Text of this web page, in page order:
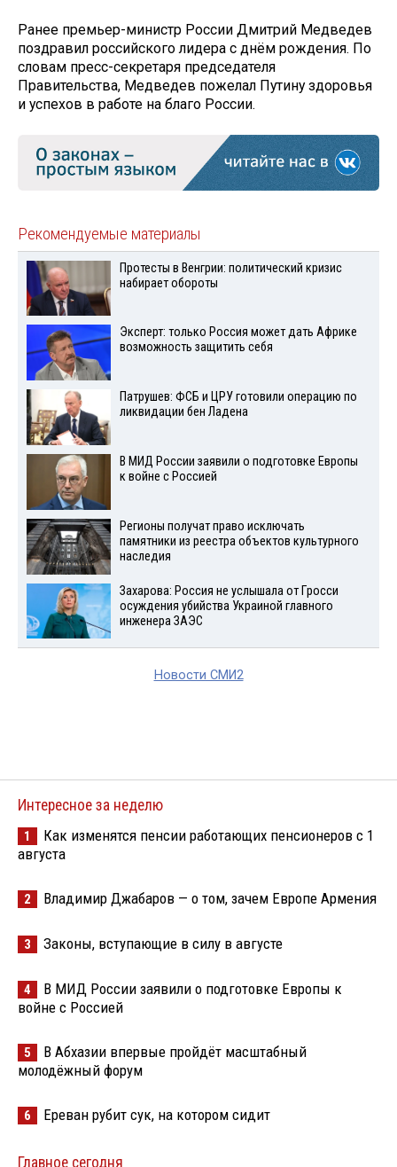
Ранее премьер-министр России Дмитрий Медведев
поздравил российского лидера с днём рождения. По
словам пресс-секретаря председателя
Правительства, Медведев пожелал Путину здоровья
и успехов в работе на благо России.
Рекомендуемые материалы
Протесты в Венгрии: политический кризис
набирает обороты
Эксперт: только Россия может дать Африке
возможность защитить себя
Патрушев: ФСБ и ЦРУ готовили операцию по
ликвидации бен Ладена
В МИД России заявили о подготовке Европы
к войне с Россией
Регионы получат право исключать
памятники из реестра объектов культурного
наследия
Захарова: Россия не услышала от Гросси
осуждения убийства Украиной главного
инженера ЗАЭС
Новости СМИ2
Интересное за неделю
1
Как изменятся пенсии работающих пенсионеров с 1
августа
2 Владимир Джабаров — о том, зачем Европе Армения
3 Законы, вступающие в силу в августе
4
В МИД России заявили о подготовке Европы к
войне с Россией
5
В Абхазии впервые пройдёт масштабный
молодёжный форум
6 Ереван рубит сук, на котором сидит
Главное сегодня